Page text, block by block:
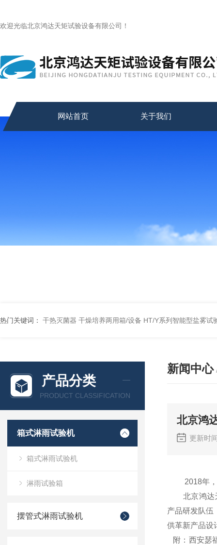
欢迎光临北京鸿达天矩试验设备有限公司！
网站首页 关于我们
热门关键词： 干热灭菌器 干燥培养两用箱/设备 HT/Y系列智能型盐雾试
产品分类
PRODUCT CLASSIFICATION
箱式淋雨试验机
箱式淋雨试验机
淋雨试验箱
摆管式淋雨试验机
新闻中心
北京鸿
更新时
2018年，北
北京鸿达天
产品研发队伍
供革新产品设
附：西安瑟